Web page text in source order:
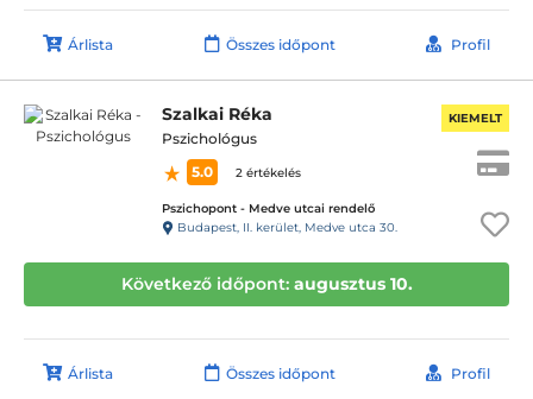
Árlista Összes időpont Profil
Szalkai Réka
Pszichológus
5.0
2 értékelés
Pszichopont - Medve utcai rendelő
Budapest, II. kerület, Medve utca 30.
KIEMELT
Következő időpont: augusztus 10.
Árlista Összes időpont Profil